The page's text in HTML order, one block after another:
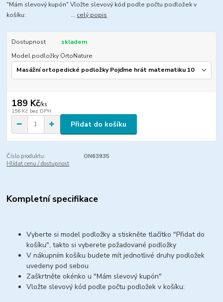
"Mám slevový kupón" Vložte slevový kód podle počtu podložek v
košíku: ... celý popis
Dostupnost
skladem
Model podložky OrtoNature
189 Kč/ks
156 Kč bez DPH
Přidat do košíku
Číslo produktu:
ON63935
Hlídat cenu / dostupnost
Kompletní specifikace
Vyberte si model podložky a stiskněte tlačítko "Přidat do
košíku", takto si vyberete požadované podložky
V nákupním košíku budete mít jednotlivé druhy podložek
uvedeny pod sebou
Zaškrtněte okénko u "Mám slevový kupón"
Vložte slevový kód podle počtu podložek v košíku: